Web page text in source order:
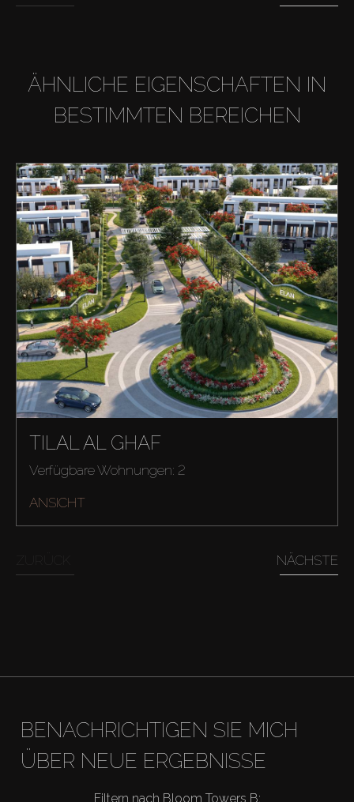
Miete
ÄHNLICHE EIGENSCHAFTEN IN
BESTIMMTEN BEREICHEN
TILAL AL GHAF
Verfügbare Wohnungen: 2
ANSICHT
NÄCHSTE
BENACHRICHTIGEN SIE MICH
ÜBER NEUE ERGEBNISSE
Filtern nach Bloom Towers B: